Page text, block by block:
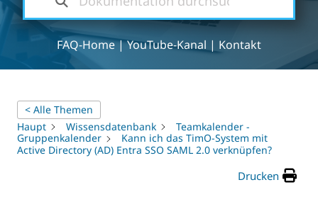
FAQ-Home|YouTube-Kanal | Kontakt
< Alle Themen
Haupt
Wissensdatenbank
Teamkalender -
Gruppenkalender
Kann ich das TimO-System mit
Active Directory (AD) Entra SSO SAML 2.0 verknüpfen?
Drucken